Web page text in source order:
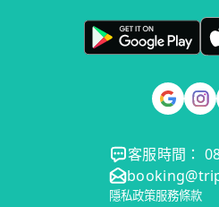
客服時間：
隱私政策服務條款